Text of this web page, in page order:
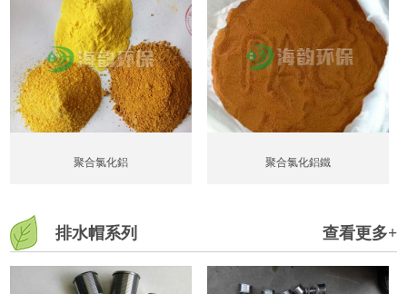
聚合氯化鋁 聚合氯化鋁鐵
排水帽系列 查看更多+